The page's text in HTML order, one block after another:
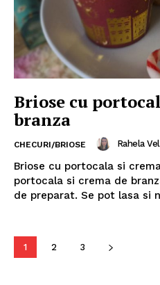
Politica de
Briose cu
branza
CHECURI/BRIOSE Rahela
Briose cu portocala si
portocala si crema de
de preparat. Se pot lasa si
1 2 3